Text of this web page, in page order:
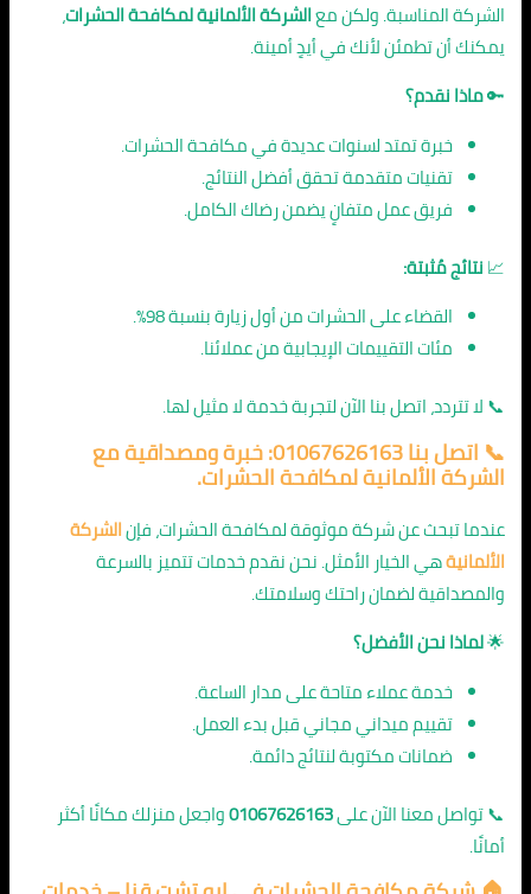
الشركة المناسبة. ولكن معالشركة الألمانية لمكافحة الحشرات،
يمكنك أن تطمئن لأنك في أيدٍ أمينة.
🔑ماذا نقدم؟
خبرة تمتد لسنوات عديدة في مكافحة الحشرات.
تقنيات متقدمة تحقق أفضل النتائج.
فريق عمل متفانٍ يضمن رضاك الكامل.
📈نتائج مُثبتة:
القضاء على الحشرات من أول زيارة بنسبة 98%.
مئات التقييمات الإيجابية من عملائنا.
📞 لا تتردد، اتصل بنا الآن لتجربة خدمة لا مثيل لها.
📞 اتصل بنا 01067626163: خبرة ومصداقية مع
الشركة الألمانية لمكافحة الحشرات.
عندما تبحث عن شركة موثوقة لمكافحة الحشرات، فإنالشركة
الألمانيةهي الخيار الأمثل. نحن نقدم خدمات تتميز بالسرعة
والمصداقية لضمان راحتك وسلامتك.
🌟لماذا نحن الأفضل؟
خدمة عملاء متاحة على مدار الساعة.
تقييم ميداني مجاني قبل بدء العمل.
ضمانات مكتوبة لنتائج دائمة.
📞 تواصل معنا الآن على01067626163واجعل منزلك مكانًا أكثر
أمانًا.